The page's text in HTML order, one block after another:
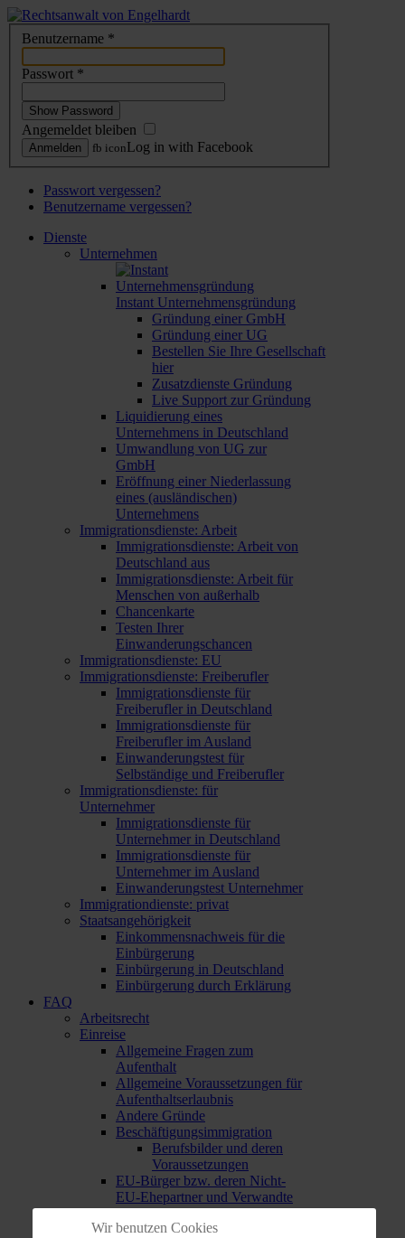
Benutzername *
Passwort *
Show Password
Angemeldet bleiben
Anmelden fb iconLog in with Facebook
Passwort vergessen?
Benutzername vergessen?
Dienste
Unternehmen
Instant Unternehmensgründung
Gründung einer GmbH
Gründung einer UG
Bestellen Sie Ihre Gesellschaft
hier
Zusatzdienste Gründung
Live Support zur Gründung
Liquidierung eines
Unternehmens in Deutschland
Umwandlung von UG zur
GmbH
Eröffnung einer Niederlassung
eines (ausländischen)
Unternehmens
Immigrationsdienste: Arbeit
Immigrationsdienste: Arbeit von
Deutschland aus
Immigrationsdienste: Arbeit für
Menschen von außerhalb
Chancenkarte
Testen Ihrer
Einwanderungschancen
Immigrationsdienste: EU
Immigrationsdienste: Freiberufler
Immigrationsdienste für
Freiberufler in Deutschland
Immigrationsdienste für
Freiberufler im Ausland
Einwanderungstest für
Selbständige und Freiberufler
Immigrationsdienste: für
Unternehmer
Immigrationsdienste für
Unternehmer in Deutschland
Immigrationsdienste für
Unternehmer im Ausland
Einwanderungstest Unternehmer
Immigrationdienste: privat
Staatsangehörigkeit
Einkommensnachweis für die
Einbürgerung
Einbürgerung in Deutschland
Einbürgerung durch Erklärung
FAQ
Arbeitsrecht
Einreise
Allgemeine Fragen zum
Aufenthalt
Allgemeine Voraussetzungen für
Aufenthaltserlaubnis
Andere Gründe
Beschäftigungsimmigration
Berufsbilder und deren
Voraussetzungen
EU-Bürger bzw. deren Nicht-
EU-Ehepartner und Verwandte
Private Immigration
Schritt-für-Schritt-Anleitung für
Wir benutzen Cookies